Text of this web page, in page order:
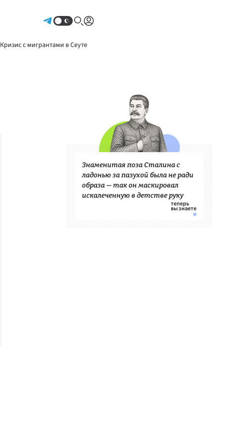
Кризис с мигрантами в Сеуте
Знаменитая поза Сталина с
ладонью за пазухой была не ради
образа — так он маскировал
искалеченную в детстве руку